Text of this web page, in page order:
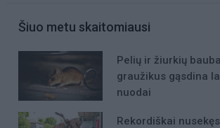
Šiuo metu skaitomiausi
Pelių ir žiurkių
graužikus gąsdina
nuodai
Rekordiškai